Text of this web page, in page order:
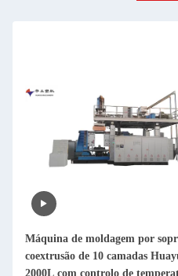
Máquina de moldagem por
coextrusão de 10 camadas
2000L com controlo de